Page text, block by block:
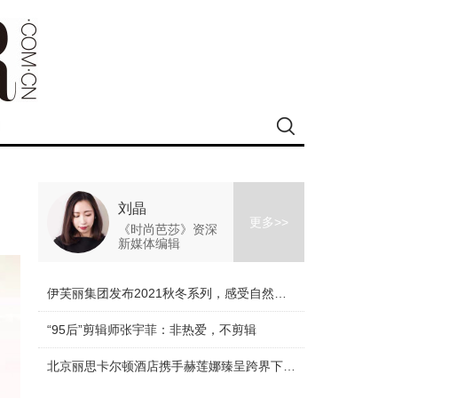
刘晶
《时尚芭莎》资深
新媒体编辑
更多>>
“95后”剪辑师张宇菲：非热爱，不剪辑